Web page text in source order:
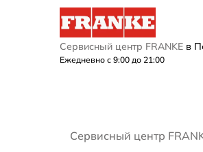
Сервисный центр FRANKE в
Ежедневно с 9:00 до 21:00
Сервисный центр